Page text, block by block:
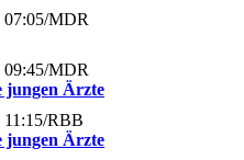
07:05/MDR
09:45/MDR
jungen Ärzte
11:15/RBB
jungen Ärzte